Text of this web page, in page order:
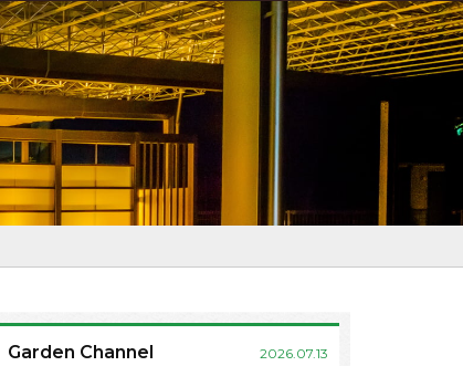
Garden Channel 2026.07.13